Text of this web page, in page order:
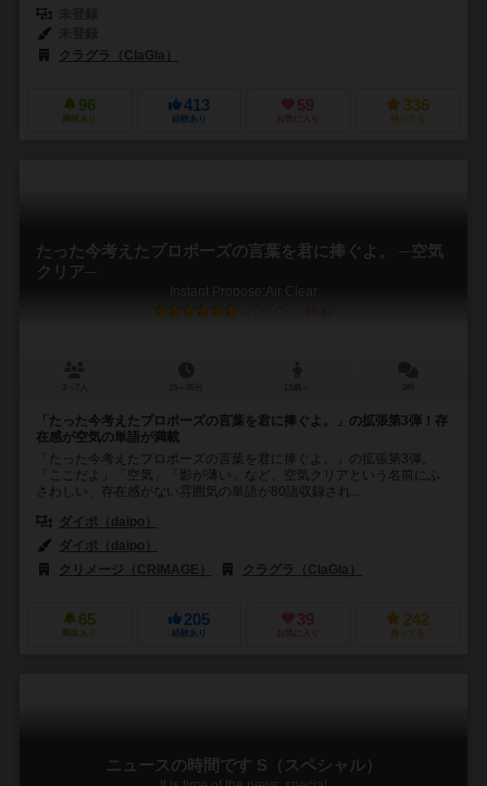
クラグラ（ClaGla）
96
興味あり
413
経験あり
59
お気に入り
336
持ってる
たった今考えたプロポーズの言葉を君に捧ぐよ。 ─空気
クリア─
Instant Propose:Air Clear
「たった今考えたプロポーズの言葉を君に捧ぐよ。」の拡張第3弾！存
在感が空気の単語が満載
「たった今考えたプロポーズの言葉を君に捧ぐよ。」の拡張第3弾。
「ここだよ」「空気」「影が薄い」など、空気クリアという名前にふ
さわしい、存在感がない雰囲気の単語が80語収録され...
ダイポ（daipo）
ダイポ（daipo）
クリメージ（CRIMAGE）
クラグラ（ClaGla）
65
興味あり
205
経験あり
39
お気に入り
242
持ってる
ニュースの時間です S（スペシャル）